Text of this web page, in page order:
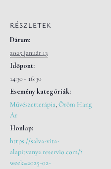
RÉSZLETEK
Dátum:
2025 január 13
Időpont:
14:30 - 16:30
Esemény kategóriák:
Művészetterápia,Öröm Hang
Ár
Honlap:
https://salva-vita-
alapitvany2.reservio.com/?
week=2025-02-